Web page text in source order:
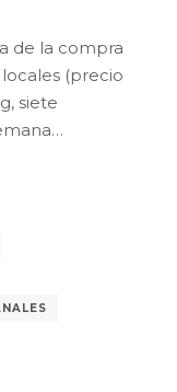
de la compra
(precio
siete